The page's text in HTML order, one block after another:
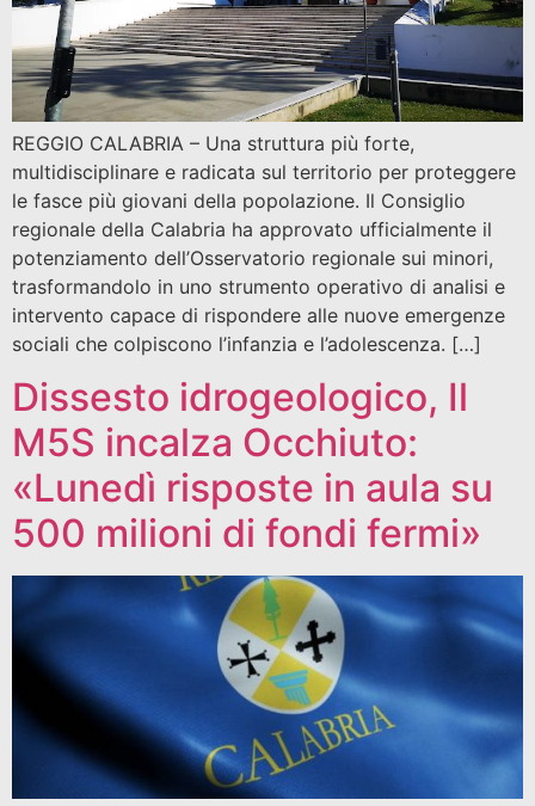
REGGIO CALABRIA – Una struttura più forte,
multidisciplinare e radicata sul territorio per proteggere
le fasce più giovani della popolazione. Il Consiglio
regionale della Calabria ha approvato ufficialmente il
potenziamento dell’Osservatorio regionale sui minori,
trasformandolo in uno strumento operativo di analisi e
intervento capace di rispondere alle nuove emergenze
sociali che colpiscono l’infanzia e l’adolescenza. […]
Dissesto idrogeologico, Il
M5S incalza Occhiuto:
«Lunedì risposte in aula su
500 milioni di fondi fermi»